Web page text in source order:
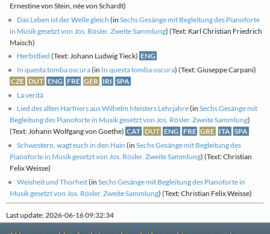
Ernestine von Stein, née von Schardt)
Das Leben ist der Welle gleich (inSechs Gesänge mit Begleitung des Pianoforte
in Musik gesetzt von Jos. Rösler. Zweite Sammlung) (Text: Karl Christian Friedrich
Maisch)
Herbstlied (Text: Johann Ludwig Tieck) ENG
In questa tomba oscura(in In questa tomba oscura) (Text: Giuseppe Carpani)
CZE DUT ENG FRE GER IRI SPA
La verità
Lied des alten Harfners aus Wilhelm Meisters Lehrjahre(inSechs Gesänge mit
Begleitung des Pianoforte in Musik gesetzt von Jos. Rösler. Zweite Sammlung)
(Text: Johann Wolfgang von Goethe) CAT DUT ENG FRE GRE ITA SPA
Schwestern, wagt euch in den Hain (inSechs Gesänge mit Begleitung des
Pianoforte in Musik gesetzt von Jos. Rösler. Zweite Sammlung) (Text: Christian
Felix Weisse)
Weisheit und Thorheit(inSechs Gesänge mit Begleitung des Pianoforte in
Musik gesetzt von Jos. Rösler. Zweite Sammlung) (Text: Christian Felix Weisse)
Last update: 2026-06-16 09:32:34